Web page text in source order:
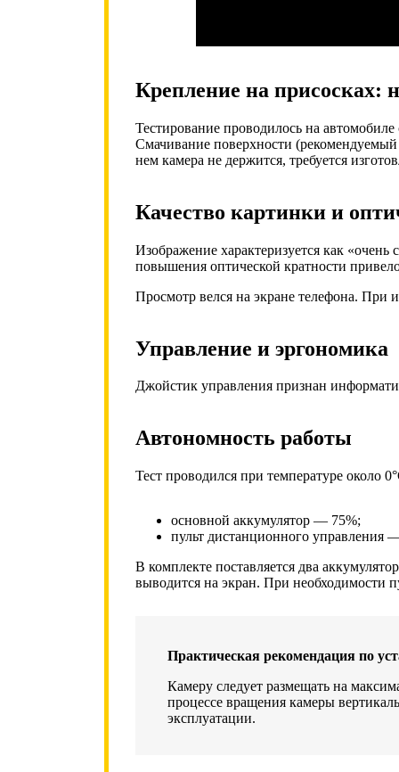
Крепление на присосках:
Тестирование проводилось на
Смачивание поверхности
нем камера не держится, требуется
Качество картинки и
Изображение характеризуется как
повышения оптической кратности
Просмотр велся на экране телефона. При
Управление и эргономика
Джойстик управления признан
Автономность работы
Тест проводился при температуре около
основной аккумулятор — 75%;
пульт дистанционного управления
В комплекте поставляется два
выводится на экран. При необходимости
Практическая рекомендация по
Камеру следует размещать на
процессе вращения камеры
эксплуатации.